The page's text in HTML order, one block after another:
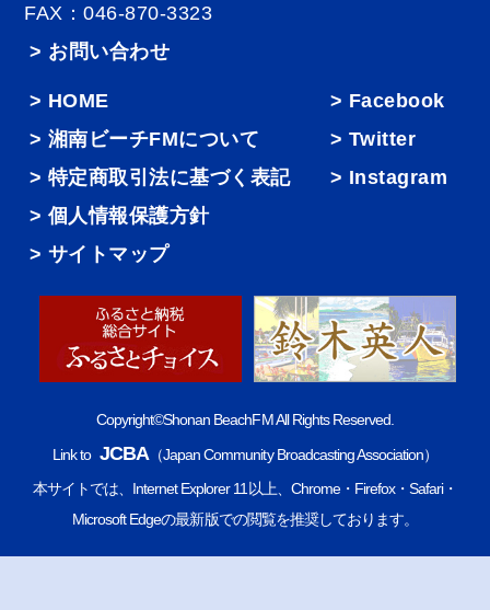
FAX：046-870-3323
> お問い合わせ
HOME
湘南ビーチFMについて
特定商取引法に基づく表記
個人情報保護方針
サイトマップ
Facebook
Twitter
Instagram
Copyright©Shonan BeachFM All Rights Reserved.
Link to JCBA （Japan Community Broadcasting Association）
本サイトでは、Internet Explorer 11以上、Chrome・Firefox・Safari・
Microsoft Edgeの最新版での閲覧を推奨しております。